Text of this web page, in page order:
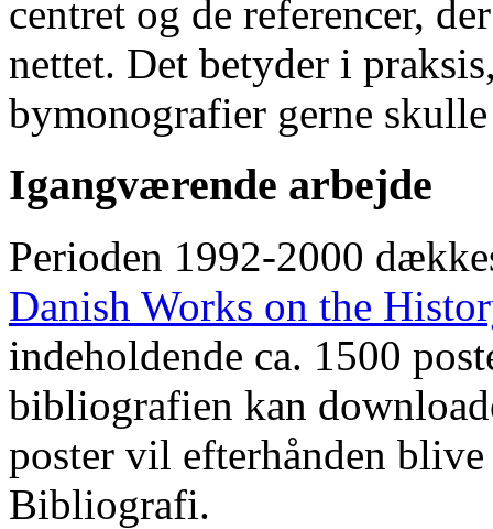
centret og de referencer,
nettet. Det betyder i
bymonografier gerne
Igangværende arbejde
Perioden 1992-2000
Danish Works on the
indeholdende ca. 1500
bibliografien kan
poster vil efterhånden
Bibliografi.